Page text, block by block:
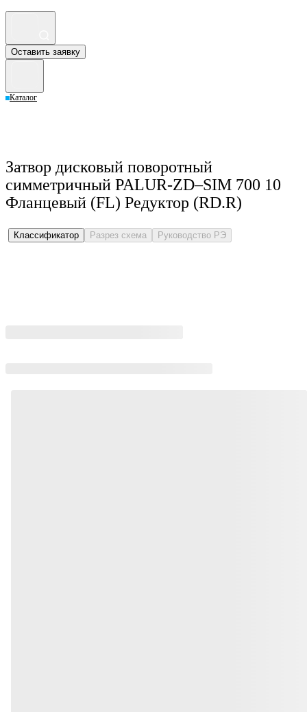
Оставить заявку
Каталог
Затвор дисковый поворотный
симметричный PALUR-ZD–SIM 700 10
Фланцевый (FL) Редуктор (RD.R)
Классификатор Разрез схема Руководство РЭ